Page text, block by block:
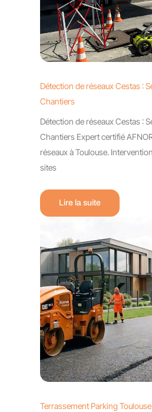
Détection de réseaux Cestas :
Chantiers
Détection de réseaux Cestas :
Chantiers Expert certifié
réseaux à Toulouse.
sites
Lire la suite
Terrassement Parking